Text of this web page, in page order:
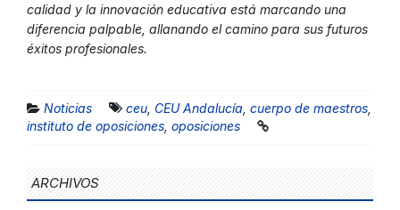
calidad y la innovación educativa está marcando una
diferencia palpable, allanando el camino para sus futuros
éxitos profesionales.
Noticias ceu CEU Andalucía cuerpo de maestros
instituto de oposiciones oposiciones
ARCHIVOS